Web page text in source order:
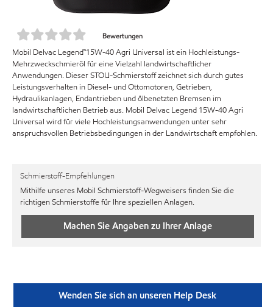
Bewertungen
Mobil Delvac Legend™15W-40 Agri Universal ist ein Hochleistungs-
Mehrzweckschmieröl für eine Vielzahl landwirtschaftlicher
Anwendungen. Dieser STOU-Schmierstoff zeichnet sich durch gutes
Leistungsverhalten in Diesel- und Ottomotoren, Getrieben,
Hydraulikanlagen, Endantrieben und ölbenetzten Bremsen im
landwirtschaftlichen Betrieb aus. Mobil Delvac Legend 15W-40 Agri
Universal wird für viele Hochleistungsanwendungen unter sehr
anspruchsvollen Betriebsbedingungen in der Landwirtschaft empfohlen.
Schmierstoff-Empfehlungen
Mithilfe unseres Mobil Schmierstoff-Wegweisers finden Sie die
richtigen Schmierstoffe für Ihre speziellen Anlagen.
Machen Sie Angaben zu Ihrer Anlage
Wenden Sie sich an unseren Help Desk